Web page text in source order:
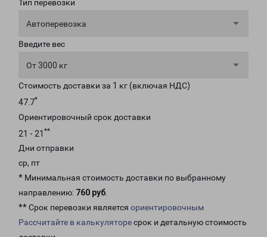
Тип перевозки
Автоперевозка
Введите вес
От 3000 кг
Стоимость доставки за 1 кг (включая НДС)
47.7*
Ориентировочный срок доставки
21 - 21 **
Дни отправки
ср, пт
* Минимальная стоимость доставки по выбранному
направлению: 760 руб.
** Срок перевозки является ориентировочным
Рассчитайте в калькуляторесрок и детальную стоимость